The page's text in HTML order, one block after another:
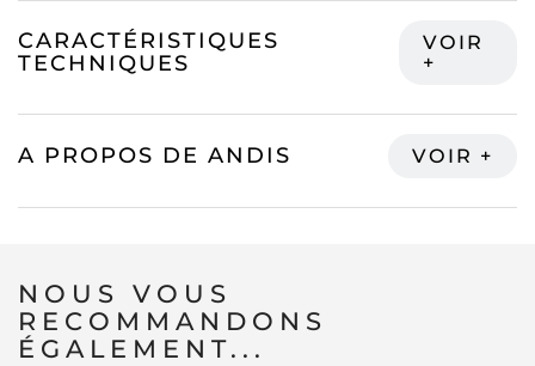
CARACTÉRISTIQUES
TECHNIQUES
A PROPOS DE ANDIS
NOUS VOUS
RECOMMANDONS
ÉGALEMENT...